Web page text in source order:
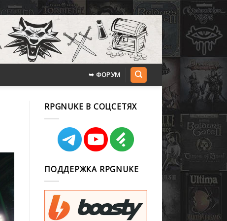
➥ ФОРУМ
RPGNUKE В СОЦСЕТЯХ
ПОДДЕРЖКА RPGNUKE